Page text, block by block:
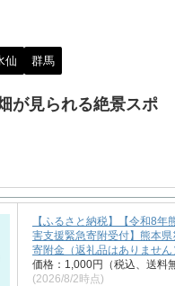
仙 群馬
が見られる絶景スポ
【ふるさと納税】【令和8年
害支援緊急寄附受付】熊本県
寄附金（返礼品はありません
価格：1,000円（税込、送料
(2026/8/2時点)